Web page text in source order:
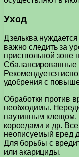
Уход
Дзельква
важно следить за
приствольной зоне
Сбалансированные
Рекомендуется
удобрения с
Обработки против
необходимы.
паутинным
короедами и др.
неописуемый вред
Для борьбы с
или акарициды.